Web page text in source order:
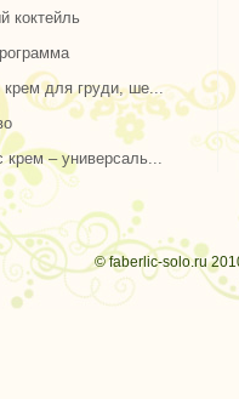
коктейль
крем для груди, ше...
крем – универсаль...
© faberlic-solo.ru